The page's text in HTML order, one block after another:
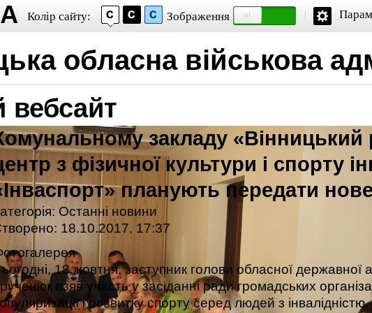
Колір сайту: Зображення
обласна військова
вебсайт
закладу «Вінницький
з фізичної культури і спорту
планують передати
Останні новини
18.10.2017, 17:37
18 жовтня, заступник голови обласної державної
взяв участь у засіданні ради громадських
і розвитку спорту серед людей з інвалідністю.